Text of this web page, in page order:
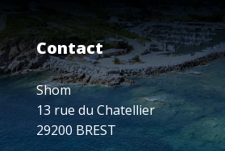
Contact
Shom
13 rue du Chatellier
29200 BREST